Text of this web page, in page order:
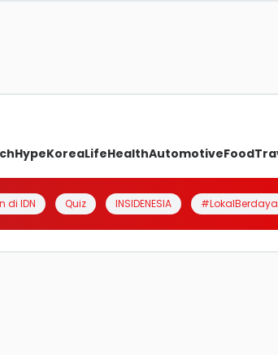
HypeKoreaLifeHealthAutomotiveFood
di IDN Quiz INSIDENESIA #LokalBerdaya